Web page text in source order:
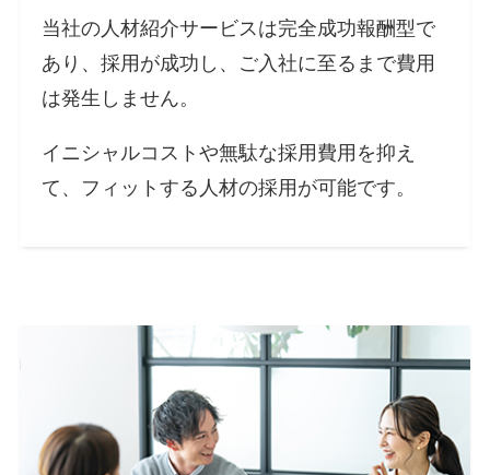
当社の人材紹介サービスは完全成功報酬型で
あり、採用が成功し、ご入社に至るまで費用
は発生しません。
イニシャルコストや無駄な採用費用を抑え
て、フィットする人材の採用が可能です。